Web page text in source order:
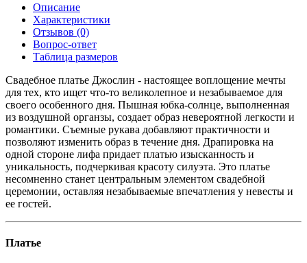
Описание
Характеристики
Отзывов (0)
Вопрос-ответ
Таблица размеров
Свадебное платье Джослин - настоящее воплощение мечты
для тех, кто ищет что-то великолепное и незабываемое для
своего особенного дня. Пышная юбка-солнце, выполненная
из воздушной органзы, создает образ невероятной легкости и
романтики. Съемные рукава добавляют практичности и
позволяют изменить образ в течение дня. Драпировка на
одной стороне лифа придает платью изысканность и
уникальность, подчеркивая красоту силуэта. Это платье
несомненно станет центральным элементом свадебной
церемонии, оставляя незабываемые впечатления у невесты и
ее гостей.
Платье